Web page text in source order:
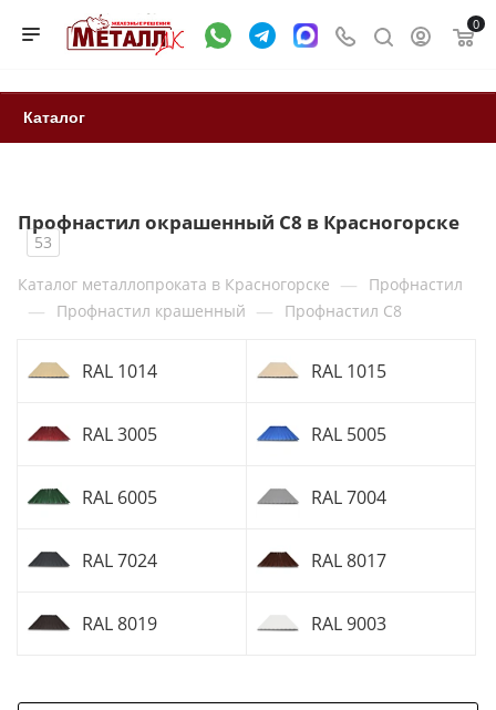
0
Каталог
Профнастил окрашенный С8 в Красногорске
53
Каталог металлопроката в Красногорске — Профнастил
— Профнастил крашенный — Профнастил С8
RAL 1014 RAL 1015
RAL 3005 RAL 5005
RAL 6005 RAL 7004
RAL 7024 RAL 8017
RAL 8019 RAL 9003